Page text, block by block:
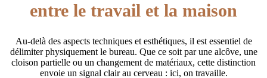
entre le travail et la maison
Au-delà des aspects techniques et esthétiques, il est essentiel de
délimiter physiquement le bureau. Que ce soit par une alcôve, une
cloison partielle ou un changement de matériaux, cette distinction
envoie un signal clair au cerveau : ici, on travaille.